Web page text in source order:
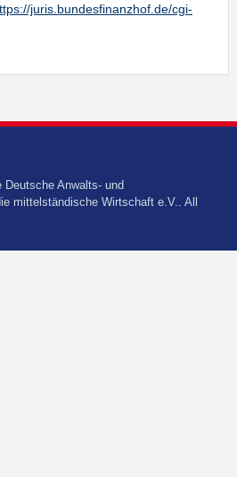
juris.bundesfinanzhof.de/cgi-
Anwalts- und
mittelständische Wirtschaft e.V.. All